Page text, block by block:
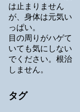
は止まりません
が、身体は元気い
っぱい。
目の周りがハゲて
いても気にしない
でください。根治
しません。
タグ